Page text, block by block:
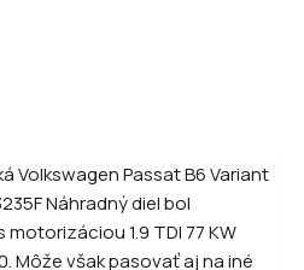
Volkswagen Passat B6 Variant
Náhradný diel bol
1.9 TDI 77 KW
Môže však pasovať aj na iné